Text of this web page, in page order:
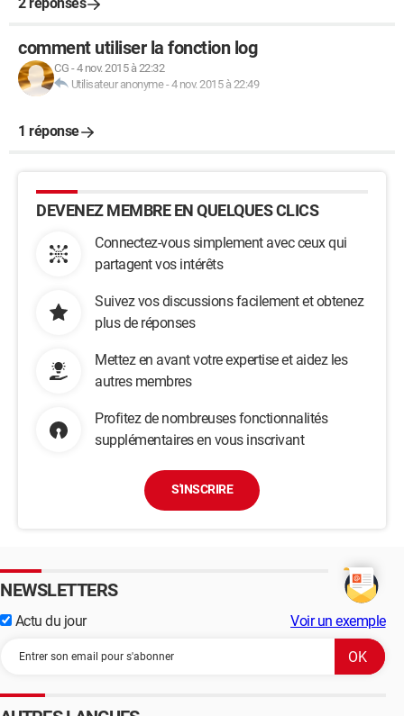
comment utiliser la fonction log
CG -4 nov. 2015 à 22:32
Utilisateur anonyme-4 nov. 2015 à 22:49
1 réponse
DEVENEZ MEMBRE EN QUELQUES CLICS
Connectez-vous simplement avec ceux qui
partagent vos intérêts
Suivez vos discussions facilement et obtenez
plus de réponses
Mettez en avant votre expertise et aidez les
autres membres
Profitez de nombreuses fonctionnalités
supplémentaires en vous inscrivant
S'INSCRIRE
NEWSLETTERS
Actu du jour Voir un exemple